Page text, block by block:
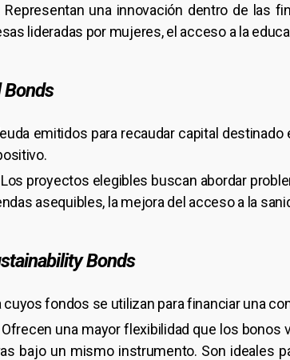
Representan una innovación dentro de las
lideradas por mujeres, el acceso a la
Bonds
emitidos para recaudar capital
proyectos elegibles buscan abordar
asequibles, la mejora del acceso a la
Bonds
fondos se utilizan para financiar una
una mayor flexibilidad que los
bajo un mismo instrumento. Son ideales